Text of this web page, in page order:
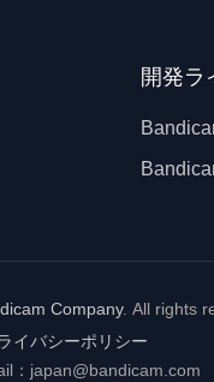
開発ラ
Company. All rights
イバシーポリシー
：japan@bandicam.com